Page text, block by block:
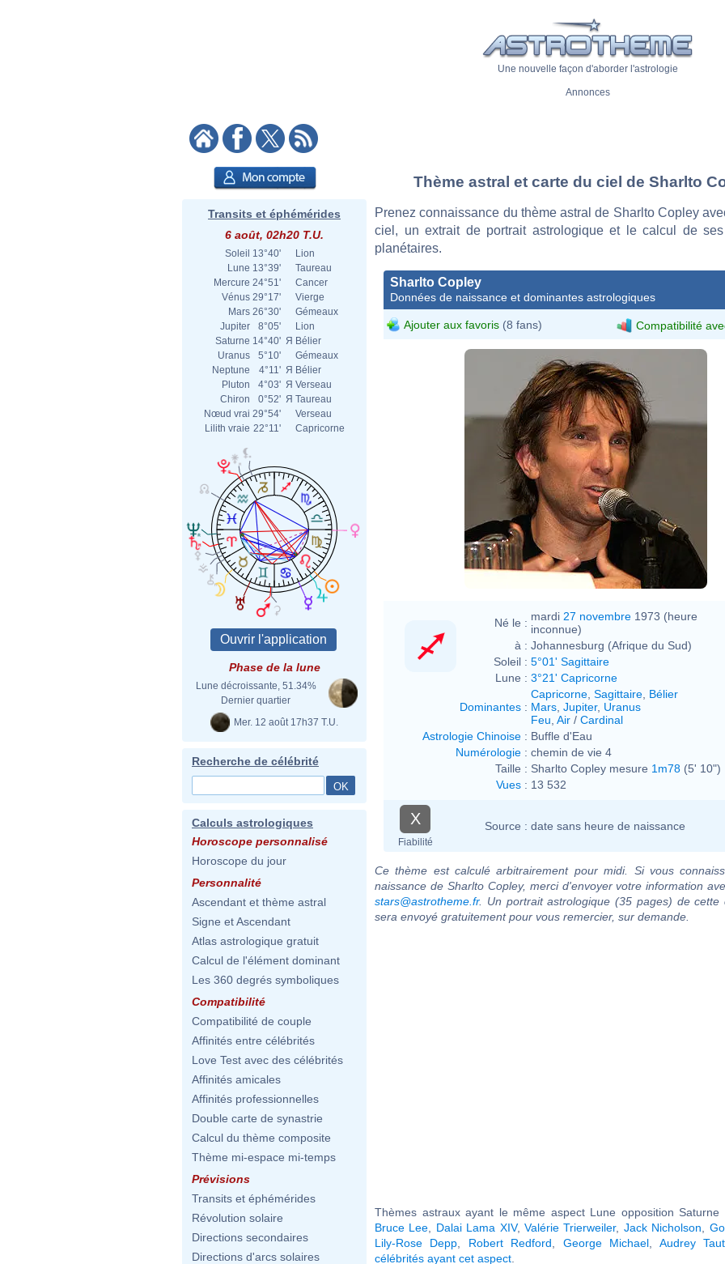
Une nouvelle façon d'aborder l'astrologie
Annonces
Transits et éphémérides
6 août, 02h20 T.U.
Soleil 13°40'
Lion
Lune 13°39'
Taureau
Mercure 24°51'
Cancer
Vénus 29°17'
Vierge
Mars 26°30'
Gémeaux
Jupiter
8°05'
Lion
Saturne 14°40' Я Bélier
Uranus
5°10'
Gémeaux
Neptune
4°11' Я Bélier
Pluton
4°03' Я Verseau
Chiron
0°52' Я Taureau
Nœud vrai 29°54'
Verseau
Lilith vraie 22°11' Capricorne
Phase de la lune
Lune décroissante, 51.34%
Dernier quartier
Mer. 12 août 17h37 T.U.
Recherche de célébrité
Calculs astrologiques
Horoscope personnalisé
Horoscope du jour
Personnalité
Ascendant et thème astral
Signe et Ascendant
Atlas astrologique gratuit
Calcul de l'élément dominant
Les 360 degrés symboliques
Compatibilité
Compatibilité de couple
Affinités entre célébrités
Love Test avec des célébrités
Affinités amicales
Affinités professionnelles
Double carte de synastrie
Calcul du thème composite
Thème mi-espace mi-temps
Prévisions
Transits et éphémérides
Révolution solaire
Directions secondaires
Directions d'arcs solaires
Thème astral et carte du ciel de Sharlto
Prenez connaissance du thème astral de Sharlto Copley
ciel, un extrait de portrait astrologique et le calcul de
planétaires.
Sharlto Copley
Données de naissance et dominantes astrologiques
Ajouter aux favoris (8 fans) Compatibilité
Né le : mardi 27 novembre 1973 (heure
inconnue)
à : Johannesburg (Afrique du Sud)
Soleil : 5°01' Sagittaire
Lune : 3°21' Capricorne
Dominantes :
Capricorne Sagittaire Bélier
Mars Jupiter, Uranus
Feu Air / Cardinal
Astrologie Chinoise : Buffle d'Eau
Numérologie : chemin de vie 4
Taille : Sharlto Copley mesure 1m78 (5' 10")
Vues : 13 532
X
Fiabilité
Source : date sans heure de naissance
Ce thème est calculé arbitrairement pour midi. Si vous
naissance de Sharlto Copley, merci d'envoyer votre information
stars@astrotheme.fr. Un portrait astrologique (35 pages) de cette
sera envoyé gratuitement pour vous remercier, sur demande.
Thèmes astraux ayant le même aspect Lune opposition Saturne
Bruce Lee
Dalai Lama XIV,Valérie Trierweiler, Jack Nicholson
Lily-Rose Depp
Robert Redford George Michael Audrey
célébrités ayant cet aspect